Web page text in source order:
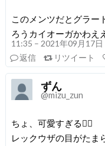
このメンツだとグラー
ろうカイオーガかわええ
11:35 – 2021年09月17日
返信
リツイート
ずん
@mizu_zun
ちょ、可愛すぎる🤦‍♀️
レックウザの目がたま